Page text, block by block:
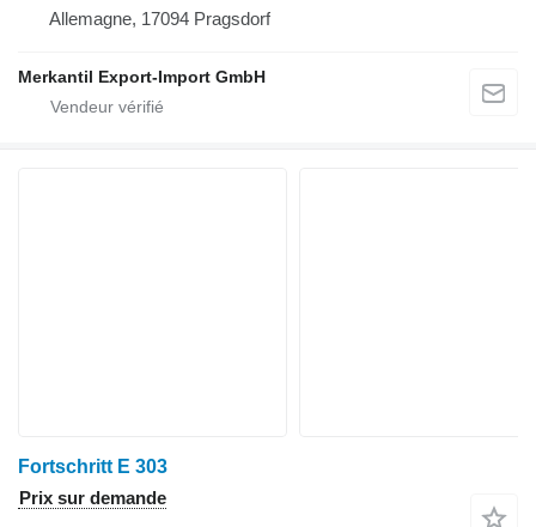
Allemagne, 17094 Pragsdorf
Merkantil Export-Import GmbH
Fortschritt E 303
Prix sur demande